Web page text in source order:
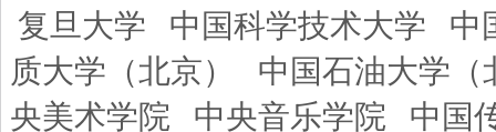
复旦大学
中国科学技术大学
中
质大学（北京）
中国石油大学（
央美术学院
中央音乐学院
中国